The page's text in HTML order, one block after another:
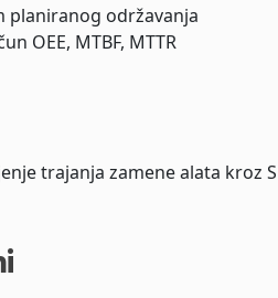
planiranog održavanja
OEE, MTBF, MTTR
trajanja zamene alata kroz